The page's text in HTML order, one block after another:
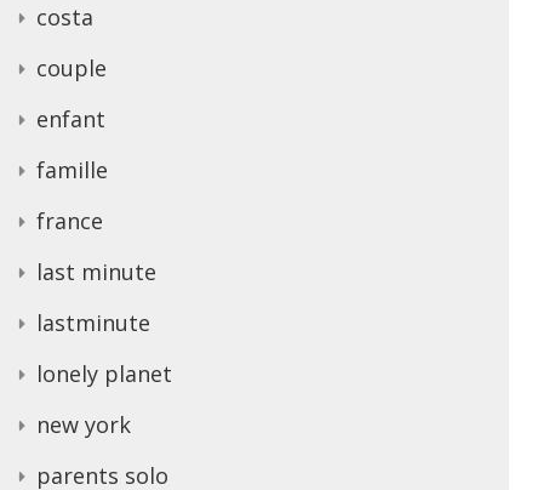
costa
couple
enfant
famille
france
last minute
lastminute
lonely planet
new york
parents solo